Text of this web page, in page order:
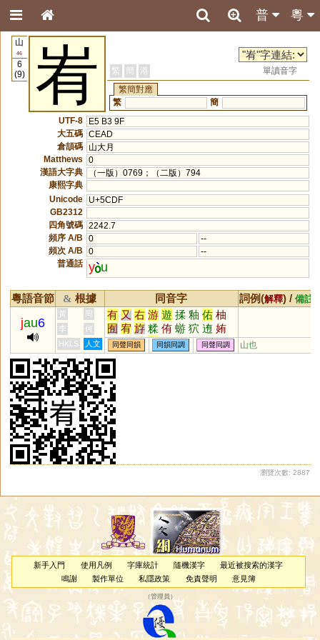
粵
普
山
46
6
(9)
峟 繁 簡 港
單讀音字
繁簡對應
繁
簡
UTF-8
E5 B3 9F
大五碼 CEAD
倉頡碼
山大月
Matthews
0
漢語大字典
（一版）0769；（二版）794
康熙字典
Unicode
U+5CDF
GB2312
四角號碼 2242.7
頻序 A/B
0
--
頻次 A/B
0
--
普通話 y u
粵語音節 & 根據 同音字 詞例(解釋) / 備註
jau6
黃 周 有 又 右 游 遊 揉 釉 佑 柚
囿 宥 斿 糅 侑 蝣 狖 迶 姷
牰 貁 褎 祐 鼬
李
何
HKLS
人文 同聲同韻 同韻同調 同聲同調 山也
瀏覽次數: 2887
新手入門 使用凡例 字庫統計 隨機漢字
最近被搜索的漢字
鳴謝
製作單位 私隱政策 免責聲明 意見簿
（管理員 ）